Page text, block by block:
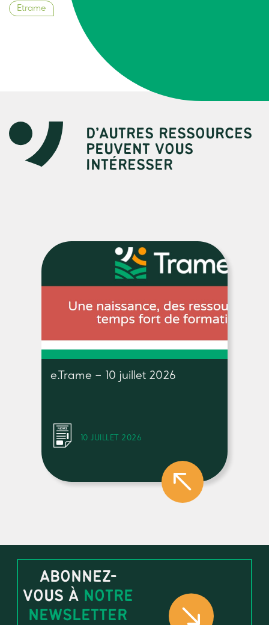
Etrame
D’AUTRES RESSOURCES
PEUVENT VOUS
INTÉRESSER
e.Trame – 10 juillet 2026
10 JUILLET 2026
ABONNEZ-
VOUS À NOTRE
NEWSLETTER